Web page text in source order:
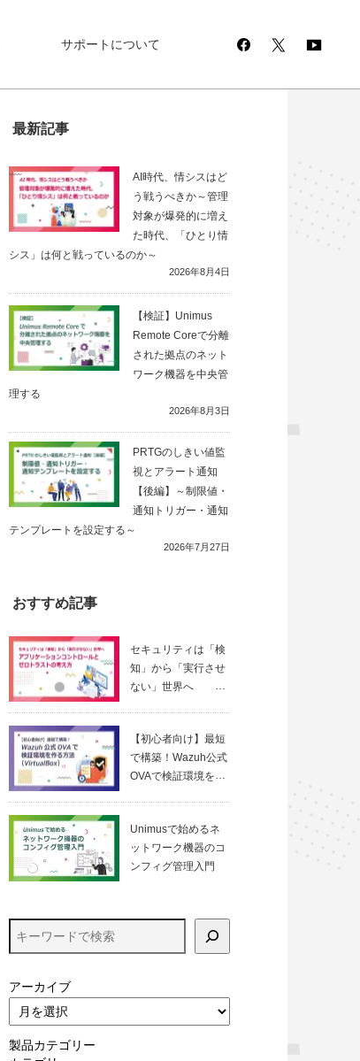
サポートについて
最新記事
AI時代、情シスはど
う戦うべきか～管理
対象が爆発的に増え
た時代、「ひとり情
シス」は何と戦っているのか～
2026年8月4日
【検証】Unimus
Remote Coreで分離
された拠点のネット
ワーク機器を中央管
理する
2026年8月3日
PRTGのしきい値監
視とアラート通知
【後編】～制限値・
通知トリガー・通知
テンプレートを設定する～
2026年7月27日
おすすめ記事
セキュリティは「検
知」から「実行させ
ない」世界へ
ールとゼロトラスト
の考え方
【初心者向け】最短
で構築！Wazuh公式
OVAで検証環境を作
Unimusで始めるネ
ットワーク機器のコ
ンフィグ管理入門
アーカイブ
製品カテゴリー